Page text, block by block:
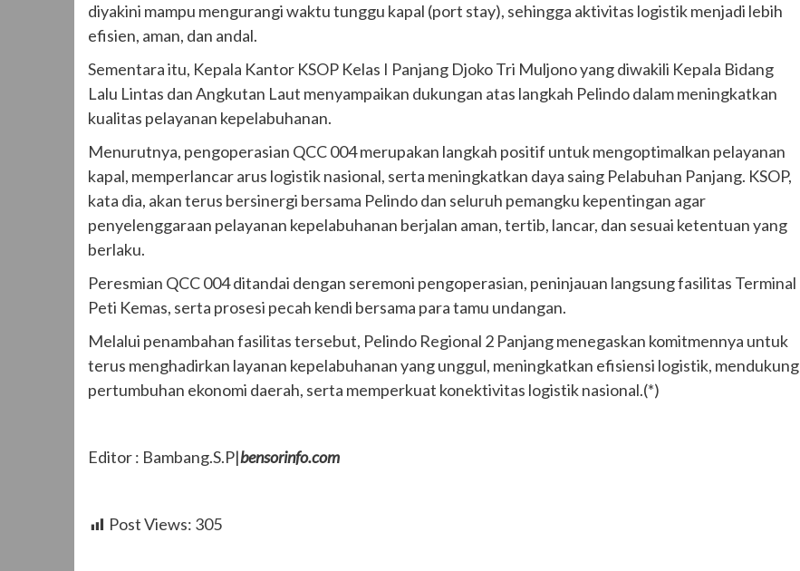
diyakini mampu mengurangi waktu tunggu kapal (port stay), sehingga aktivitas logistik menjadi lebih
efisien, aman, dan andal.
Sementara itu, Kepala Kantor KSOP Kelas I Panjang Djoko Tri Muljono yang diwakili Kepala Bidang
Lalu Lintas dan Angkutan Laut menyampaikan dukungan atas langkah Pelindo dalam meningkatkan
kualitas pelayanan kepelabuhanan.
Menurutnya, pengoperasian QCC 004 merupakan langkah positif untuk mengoptimalkan pelayanan
kapal, memperlancar arus logistik nasional, serta meningkatkan daya saing Pelabuhan Panjang. KSOP,
kata dia, akan terus bersinergi bersama Pelindo dan seluruh pemangku kepentingan agar
penyelenggaraan pelayanan kepelabuhanan berjalan aman, tertib, lancar, dan sesuai ketentuan yang
berlaku.
Peresmian QCC 004 ditandai dengan seremoni pengoperasian, peninjauan langsung fasilitas Terminal
Peti Kemas, serta prosesi pecah kendi bersama para tamu undangan.
Melalui penambahan fasilitas tersebut, Pelindo Regional 2 Panjang menegaskan komitmennya untuk
terus menghadirkan layanan kepelabuhanan yang unggul, meningkatkan efisiensi logistik, mendukung
pertumbuhan ekonomi daerah, serta memperkuat konektivitas logistik nasional.(*)
Editor : Bambang.S.P|bensorinfo.com
Post Views: 305